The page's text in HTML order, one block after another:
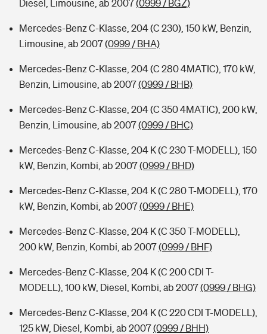
Diesel, Limousine, ab 2007 (0999 / BGZ)
Mercedes-Benz C-Klasse, 204 (C 230), 150 kW, Benzin,
Limousine, ab 2007(0999 / BHA)
Mercedes-Benz C-Klasse, 204 (C 280 4MATIC), 170 kW,
Benzin, Limousine, ab 2007(0999 / BHB)
Mercedes-Benz C-Klasse, 204 (C 350 4MATIC), 200 kW,
Benzin, Limousine, ab 2007(0999 / BHC)
Mercedes-Benz C-Klasse, 204 K (C 230 T-MODELL), 150
kW, Benzin, Kombi, ab 2007(0999 / BHD)
Mercedes-Benz C-Klasse, 204 K (C 280 T-MODELL), 170
kW, Benzin, Kombi, ab 2007(0999 / BHE)
Mercedes-Benz C-Klasse, 204 K (C 350 T-MODELL),
200 kW, Benzin, Kombi, ab 2007(0999 / BHF)
Mercedes-Benz C-Klasse, 204 K (C 200 CDI T-
MODELL), 100 kW, Diesel, Kombi, ab 2007(0999 / BHG)
Mercedes-Benz C-Klasse, 204 K (C 220 CDI T-MODELL),
125 kW, Diesel, Kombi, ab 2007(0999 / BHH)